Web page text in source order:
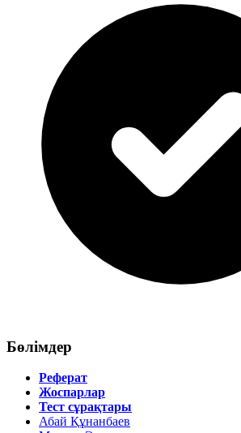
Бөлімдер
Реферат
Жоспарлар
Тест сұрақтары
Абай Құнанбаев